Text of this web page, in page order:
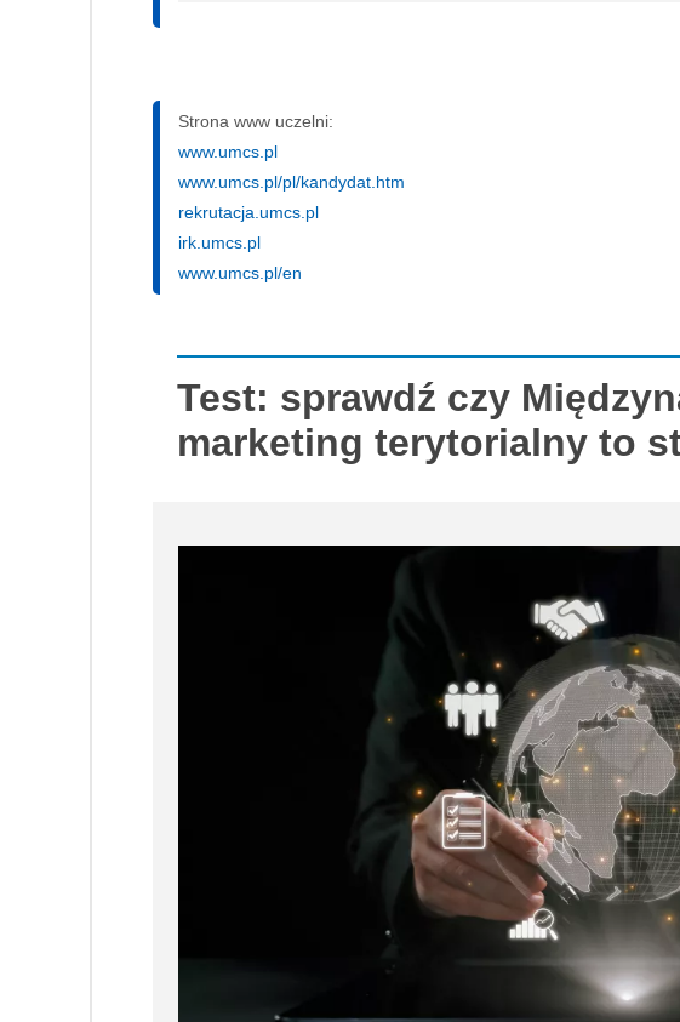
Strona www uczelni:
www.umcs.pl
www.umcs.pl/pl/kandydat.htm
rekrutacja.umcs.pl
irk.umcs.pl
www.umcs.pl/en
Test: sprawdź czy
marketing terytorialny to